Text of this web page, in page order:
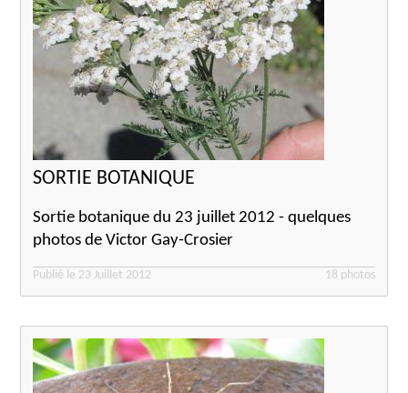
SORTIE BOTANIQUE
Sortie botanique du 23 juillet 2012 - quelques
photos de Victor Gay-Crosier
Publié le 23 Juillet 2012 18 photos